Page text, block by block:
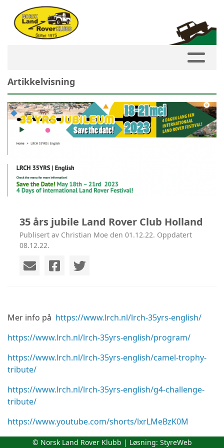
Artikkelvisning
35 års jubile Land Rover Club Holland
Publisert av Christian Moe den 01.12.22. Oppdatert
08.12.22.
Mer info på https://www.lrch.nl/lrch-35yrs-english/
https://www.lrch.nl/lrch-35yrs-english/program/
https://www.lrch.nl/lrch-35yrs-english/camel-trophy-
tribute/
https://www.lrch.nl/lrch-35yrs-english/g4-challenge-
tribute/
https://www.youtube.com/shorts/lxrLMeBzK0M
© Norsk Land Rover Klubb | Løsning: StyreWeb